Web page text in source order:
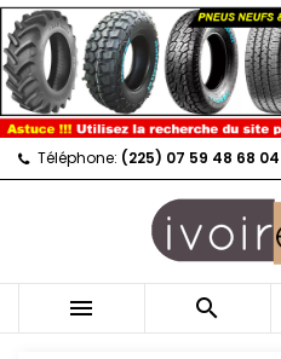
Téléphone: (225) 07 59 48 68
 